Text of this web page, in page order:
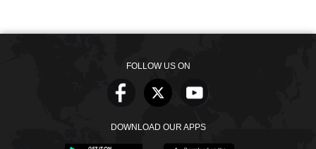
FOLLOW US ON
DOWNLOAD OUR APPS